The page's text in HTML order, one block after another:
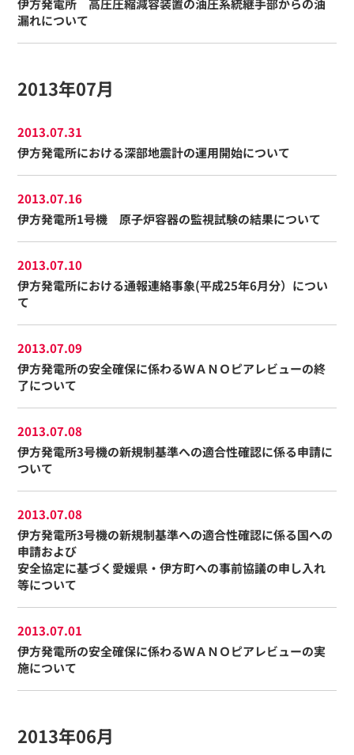
伊方発電所 高圧圧縮減容装置の油圧系統継手部からの油
漏れについて
2013年07月
2013.07.31
伊方発電所における深部地震計の運用開始について
2013.07.16
伊方発電所1号機 原子炉容器の監視試験の結果について
2013.07.10
伊方発電所における通報連絡事象(平成25年6月分）につい
て
2013.07.09
伊方発電所の安全確保に係わるＷＡＮＯピアレビューの終
了について
2013.07.08
伊方発電所3号機の新規制基準への適合性確認に係る申請に
ついて
2013.07.08
伊方発電所3号機の新規制基準への適合性確認に係る国への
申請および
安全協定に基づく愛媛県・伊方町への事前協議の申し入れ
等について
2013.07.01
伊方発電所の安全確保に係わるＷＡＮＯピアレビューの実
施について
2013年06月